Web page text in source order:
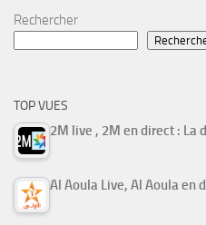
Rechercher
TOP VUES
2M live , 2M en direct : La
Al Aoula Live, Al Aoula en